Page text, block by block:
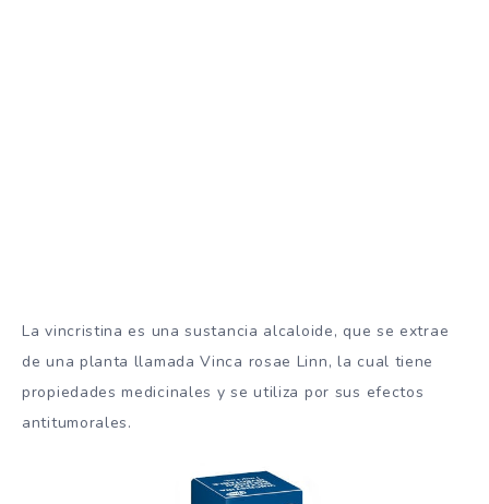
La vincristina es una sustancia alcaloide, que se extrae
de una planta llamada Vinca rosae Linn, la cual tiene
propiedades medicinales y se utiliza por sus efectos
antitumorales.